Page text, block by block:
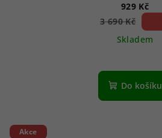
929 Kč
3 690 Kč
Skladem
Do košíku
Akce